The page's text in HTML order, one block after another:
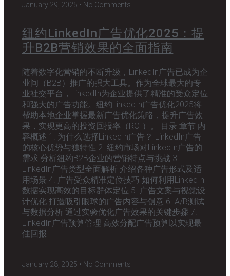
January 29, 2025 No Comments
纽约LinkedIn广告优化2025：提
升B2B营销效果的全面指南
随着数字化营销的不断升级，LinkedIn广告已成为企
业间（B2B）推广的强大工具。作为全球最大的专
业社交平台，LinkedIn为企业提供了精准的受众定位
和强大的广告功能。纽约LinkedIn广告优化2025将
帮助本地企业掌握最新广告优化策略，提升广告效
果，实现更高的投资回报率（ROI）。 目录 章节 内
容概述 1. 为什么选择LinkedIn广告？ LinkedIn广告
的核心优势与独特性 2. 纽约市场对LinkedIn广告的
需求 分析纽约B2B企业的营销特点与挑战 3.
LinkedIn广告类型全面解析 介绍各种广告形式及适
用场景 4. 广告受众精准定位技巧 如何利用LinkedIn
数据实现高效的目标群体定位 5. 广告文案与视觉设
计优化 打造吸引眼球的广告内容与创意 6. A/B测试
与数据分析 通过实验优化广告效果的关键步骤 7.
LinkedIn广告预算管理 高效分配广告预算以实现最
佳回报
January 28, 2025 No Comments